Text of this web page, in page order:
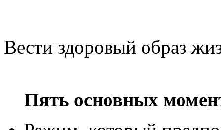
Вести здоровый образ
Пять основных